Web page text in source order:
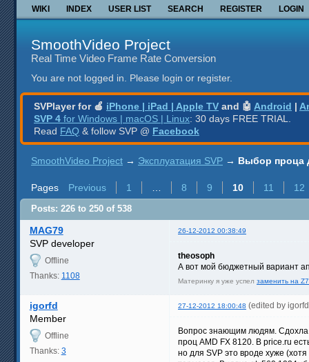
WIKI INDEX USER LIST SEARCH REGISTER LOGIN
SmoothVideo Project
Real Time Video Frame Rate Conversion
You are not logged in. Please login or register.
SVPlayer for 🍎 iPhone | iPad | Apple TV and 🤖 Android |
SVP 4 for Windows | macOS | Linux: 30 days FREE TRIAL.
Read FAQ & follow SVP @ Facebook
SmoothVideo Project → Эксплуатация SVP → Выбор проца
Pages Previous 1 8 9 10 11 12
Posts: 226 to 250 of 538
MAG79 26-12-2012 00:38:49
SVP developer
Offline
Thanks: 1108
theosoph
А вот мой бюджетный вариант
Материнку я уже успел заменить на
igorfd 27-12-2012 18:00:48 (edited by
Member
Offline
Thanks: 3
Вопрос знающим людям. Сдохла
проц AMD FX 8120. В price.ru
но для SVP это вроде хуже